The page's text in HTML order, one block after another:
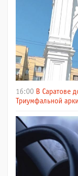
16:00 В Саратове
Триумфальной арки